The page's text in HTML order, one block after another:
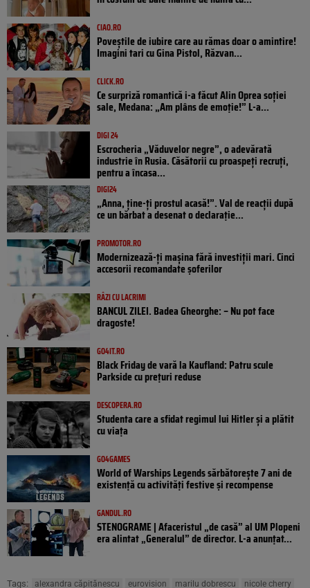
CIAO.RO
Poveştile de iubire care au rămas doar o amintire!
Imagini tari cu Gina Pistol, Răzvan...
CLICK.RO
Ce surpriză romantică i-a făcut Alin Oprea soției
sale, Medana: „Am plâns de emoție!” L-a...
DIGI 24
Escrocheria „Văduvelor negre”, o adevărată
industrie în Rusia. Căsătorii cu proaspeți recruți,
pentru a încasa...
DIGI24
„Anna, ţine-ţi prostul acasă!”. Val de reacții după
ce un bărbat a desenat o declarație...
PROMOTOR.RO
Modernizează-ți mașina fără investiții mari. Cinci
accesorii recomandate șoferilor
RÂZI CU LACRIMI
BANCUL ZILEI. Badea Gheorghe: – Nu pot face
dragoste!
GO4IT.RO
Black Friday de vară la Kaufland: Patru scule
Parkside cu prețuri reduse
DESCOPERA.RO
Studenta care a sfidat regimul lui Hitler și a plătit
cu viața
GO4GAMES
World of Warships Legends sărbătorește 7 ani de
existență cu activități festive și recompense
GANDUL.RO
STENOGRAME | Afaceristul „de casă” al UM Plopeni
era alintat „Generalul” de director. L-a anunțat...
Tags: alexandra căpitănescu eurovision marilu dobrescu nicole cherry